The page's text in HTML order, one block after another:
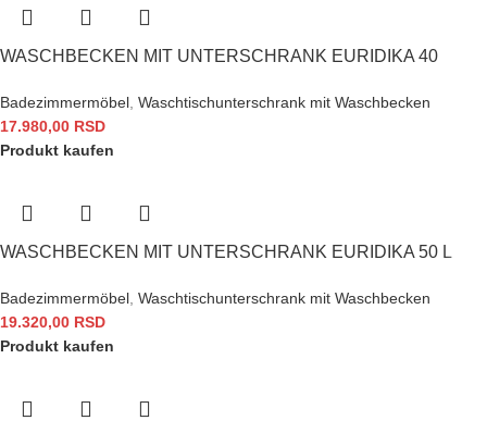
WASCHBECKEN MIT UNTERSCHRANK EURIDIKA 40
Badezimmermöbel, Waschtischunterschrank mit Waschbecken
17.980,00 RSD
Produkt kaufen
WASCHBECKEN MIT UNTERSCHRANK EURIDIKA 50 L
Badezimmermöbel, Waschtischunterschrank mit Waschbecken
19.320,00 RSD
Produkt kaufen